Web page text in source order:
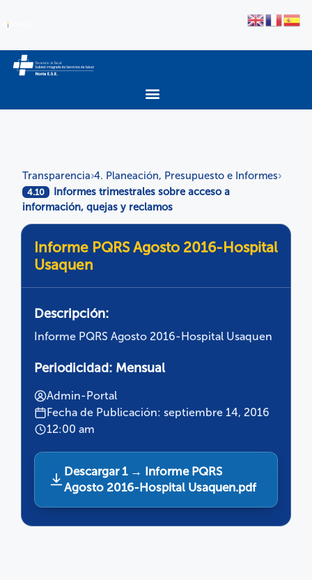
Transparencia›4. Planeación, Presupuesto e Informes›
4.10
Informes trimestrales sobre acceso a
información, quejas y reclamos
Informe PQRS Agosto 2016-Hospital
Usaquen
Descripción:
Informe PQRS Agosto 2016-Hospital Usaquen
Periodicidad: Mensual
Admin-Portal
Fecha de Publicación: septiembre 14, 2016
12:00 am
Descargar 1 → Informe PQRS
Agosto 2016-Hospital Usaquen.pdf